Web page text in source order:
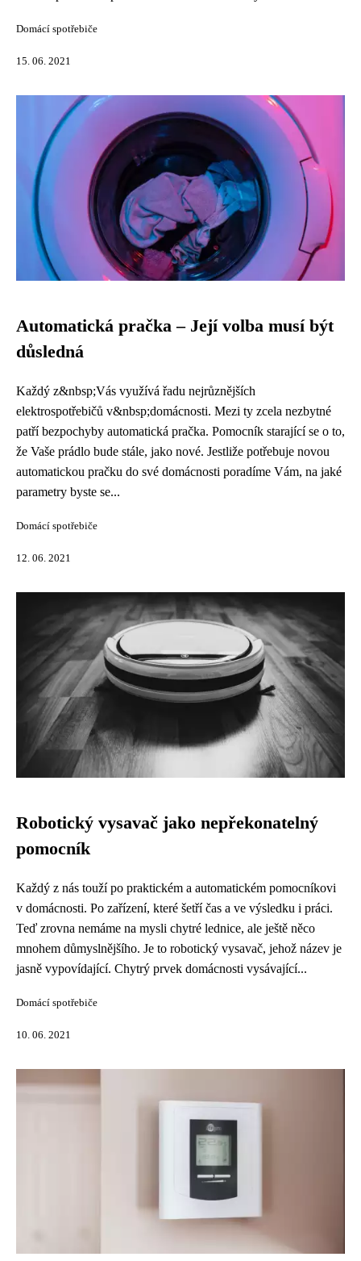
Domácí spotřebiče
15. 06. 2021
Automatická pračka – Její volba musí být
důsledná
Každý z&nbsp;Vás využívá řadu nejrůznějších
elektrospotřebičů v&nbsp;domácnosti. Mezi ty zcela nezbytné
patří bezpochyby automatická pračka. Pomocník starající se o to,
že Vaše prádlo bude stále, jako nové. Jestliže potřebuje novou
automatickou pračku do své domácnosti poradíme Vám, na jaké
parametry byste se...
Domácí spotřebiče
12. 06. 2021
Robotický vysavač jako nepřekonatelný
pomocník
Každý z nás touží po praktickém a automatickém pomocníkovi
v domácnosti. Po zařízení, které šetří čas a ve výsledku i práci.
Teď zrovna nemáme na mysli chytré lednice, ale ještě něco
mnohem důmyslnějšího. Je to robotický vysavač, jehož název je
jasně vypovídající. Chytrý prvek domácnosti vysávající...
Domácí spotřebiče
10. 06. 2021